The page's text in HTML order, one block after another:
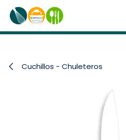
Ir al contenido
Cuchillos - Chuleteros